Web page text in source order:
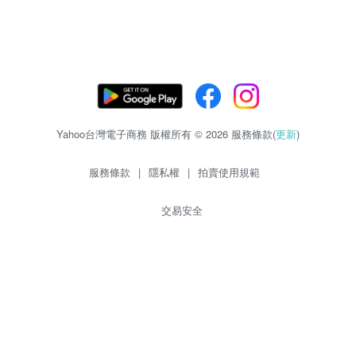
Yahoo台灣電子商務 版權所有 © 2026 服務條款(更新)
服務條款 | 隱私權 | 拍賣使用規範
交易安全